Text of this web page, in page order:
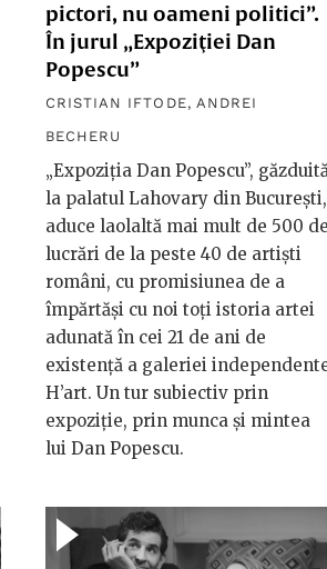
pictori, nu oameni politici”.
În jurul „Expoziţiei Dan
Popescu”
CRISTIAN IFTODE, ANDREI
BECHERU
„Expoziţia Dan Popescu”,
la palatul Lahovary din București,
aduce laolaltă mai mult de 500 de
lucrări de la peste 40 de artiști
români, cu promisiunea de a
împărtăşi cu noi toţi istoria artei
adunată în cei 21 de ani de
existență a galeriei
H’art. Un tur subiectiv prin
expoziție, prin munca și mintea
lui Dan Popescu.